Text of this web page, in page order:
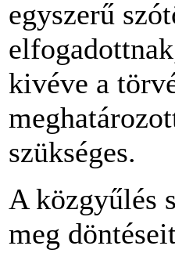
egyszerű
kivéve a
szükséges.
A közgyűlés
meg